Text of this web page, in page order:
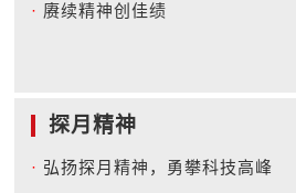
· 赓续精神创佳绩
探月精神
· 弘扬探月精神，勇攀科技高峰